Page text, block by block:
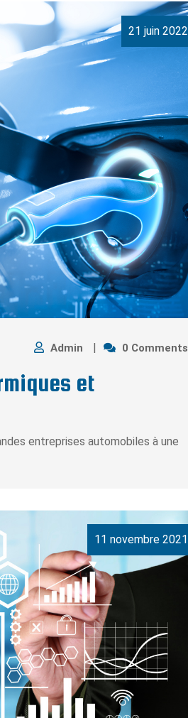
21 juin 2022
Admin 0 Comments
et
entreprises automobiles à une
11 novembre 2021